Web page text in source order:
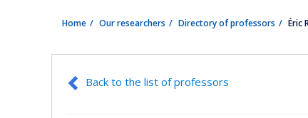
Home Our researchers Directory of professors Éric
Back to the list of professors